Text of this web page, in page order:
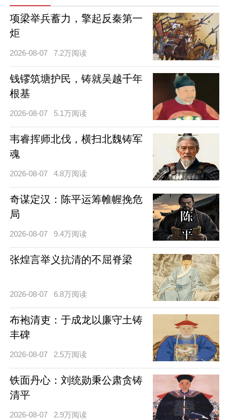
项梁举兵蓄力，擎起反秦第一
炬
2026-08-07 7.2万阅读
钱镠筑塘护民，铸就吴越千年
根基
2026-08-07 5.1万阅读
韦睿挥师北伐，横扫北魏铸军
魂
2026-08-07 4.8万阅读
奇谋定汉：陈平运筹帷幄挽危
局
2026-08-07 9.4万阅读
张煌言举义抗清的不屈脊梁
2026-08-07 6.8万阅读
布袍清吏：于成龙以廉守土铸
丰碑
2026-08-07 2.5万阅读
铁面丹心：刘统勋秉公肃贪铸
清平
2026-08-07 2.9万阅读